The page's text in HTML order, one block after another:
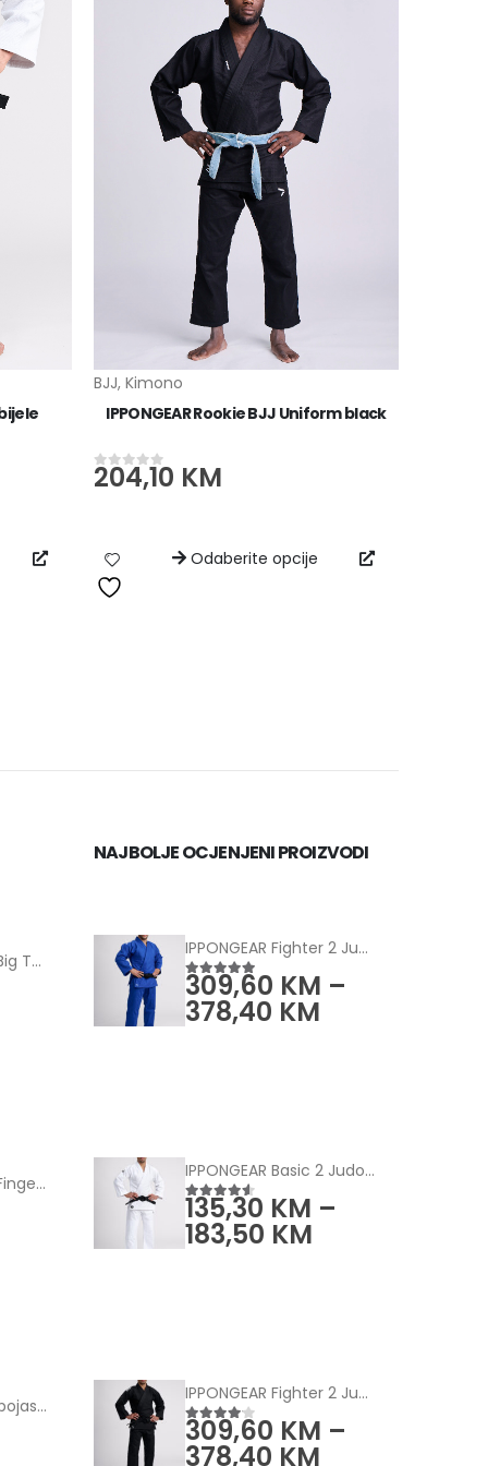
BJJ, Kimono
IPPONGEAR Rookie BJJ Uniform black
0od 5
204,10 KM
Odaberite opcije
Tape Lab Athletic Big Tape (2-PACK)
Tape Lab Athletic Finger Tape (5-Pack)
IPPONGEAR Club 2 pojas - jednobojni
NAJBOLJE OCJENJENI PROIZVODI
IPPONGEAR Fighter 2 Judo jakna plavi
5.00od 5
309,60 KM –
378,40 KM
IPPONGEAR Basic 2 Judo kimono bijeli
4.50od 5
135,30 KM –
183,50 KM
IPPONGEAR Fighter 2 Judo jakna crn
4.00od 5
309,60 KM –
378,40 KM